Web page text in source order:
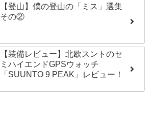
【登山】僕の登山の「ミス」選集
その②
【装備レビュー】北欧スントのセ
ミハイエンドGPSウォッチ
「SUUNTO 9 PEAK」レビュー！